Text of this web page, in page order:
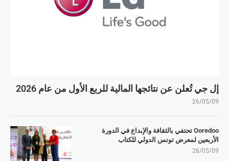
إل جي تُعلن عن نتائجها المالية للربع الأول من عام 2026
26/05/09
Ooredoo تحتفي بالثقافة والإبداع في الدورة
الأربعين لمعرض تونس الدولي للكتاب
26/05/09